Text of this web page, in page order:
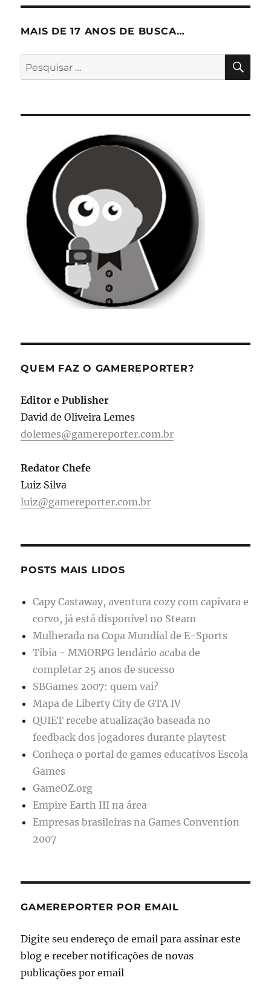
MAIS DE 17 ANOS DE BUSCA…
Pesquisar
por:
QUEM FAZ O GAMEREPORTER?
Editor e Publisher
David de Oliveira Lemes
dolemes@gamereporter.com.br
Redator Chefe
Luiz Silva
luiz@gamereporter.com.br
POSTS MAIS LIDOS
Capy Castaway, aventura cozy com capivara e
corvo, já está disponível no Steam
Mulherada na Copa Mundial de E-Sports
Tibia - MMORPG lendário acaba de
completar 25 anos de sucesso
SBGames 2007: quem vai?
Mapa de Liberty City de GTA IV
QUIET recebe atualização baseada no
feedback dos jogadores durante playtest
Conheça o portal de games educativos Escola
Games
GameOZ.org
Empire Earth III na área
Empresas brasileiras na Games Convention
2007
GAMEREPORTER POR EMAIL
Digite seu endereço de email para assinar este
blog e receber notificações de novas
publicações por email